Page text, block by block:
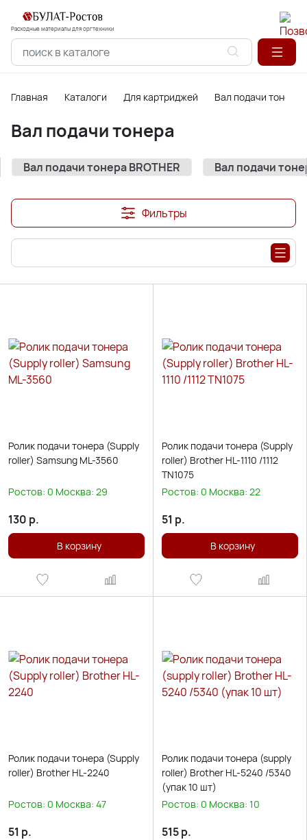
Расходные материалы для оргтехники
Главная Каталоги Для картриджей Вал подачи тонера
Вал подачи тонера
Вал подачи тонера BROTHER Вал подачи
Фильтры
Ролик подачи тонера (Supply
roller) Samsung ML-3560
Ростов: 0 Москва: 29
130 р.
В корзину
Ролик подачи тонера (Supply
roller) Brother HL-1110 /1112
TN1075
Ростов: 0 Москва: 22
51 р.
В корзину
Ролик подачи тонера (Supply
roller) Brother HL-2240
Ростов: 0 Москва: 47
51 р.
Ролик подачи тонера (supply
roller) Brother HL-5240 /5340
(упак 10 шт)
Ростов: 0 Москва: 10
515р.